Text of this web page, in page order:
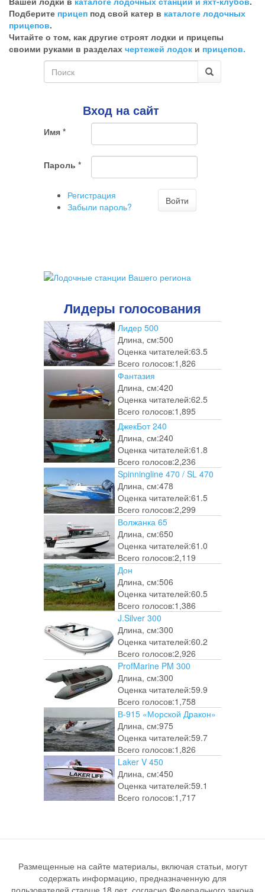
что
Вы
хотите
ненужный
комментарий
Подберите прицеп под свой катер в каталоге лодочных
прицепов.
Читайте о том, как другие строят лодки и прицепы
своими руками в разделах чертежей лодок и прицепов.
Форма
поиска
Вход на сайт
Имя *
Пароль *
Регистрация
Забыли пароль?
Войти
Лидеры голосования
Лидер 500
Длина, см:500
Оценка читателей:63.5
Всего голосов:1,826
Фантазия
Длина, см:420
Оценка читателей:62.5
Всего голосов:1,895
ДжекБот 240
Длина, см:240
Оценка читателей:61.8
Всего голосов:2,236
Spinningline 470 / SL 470
Длина, см:478
Оценка читателей:61.5
Всего голосов:2,299
Волжанка 65
Длина, см:650
Оценка читателей:61.0
Всего голосов:2,119
Дон
Длина, см:506
Оценка читателей:60.5
Всего голосов:1,386
J.Silver 300
Длина, см:300
Оценка читателей:60.2
Всего голосов:2,926
ProfMarine PM 300
Длина, см:300
Оценка читателей:59.9
Всего голосов:1,758
В-915 «Морской Дракон»
Длина, см:975
Оценка читателей:59.7
Всего голосов:1,826
Laker V 450
Длина, см:450
Оценка читателей:59.1
Всего голосов:1,717
Размещенные на сайте материалы, включая статьи, могут
содержать информацию, предназначенную для
пользователей старше 18 лет, согласно Федерального закона